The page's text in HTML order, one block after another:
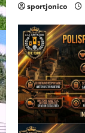
sportjonico